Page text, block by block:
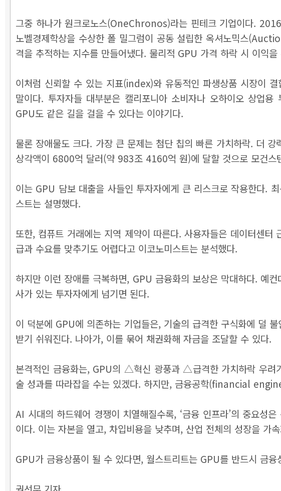
그중 하나가 원크로노스(OneChronos)라는 핀테크 기업이다.
노벨경제학상을 수상한 폴 밀그럼이 공동 설립한 옥셔노믹스
격을 추적하는 지수를 만들어냈다. 물리적 GPU 가격 하락 시 이익
이처럼 신뢰할 수 있는 지표(index)와 유동적인 파생상품 시장이
말이다. 투자자들 대부분은 캘리포니아 소비자나 오하이오 상업
GPU도 같은 길을 걸을 수 있다는 이야기다.
물론 장애물도 크다. 가장 큰 문제는 첨단 칩의 빠른 가치하락. 더
상각액이 6800억 달러(약 983조 4160억 원)에 달할 것으로 모건스
이는 GPU 담보 대출을 사들인 투자자에게 큰 리스크로 작용한다.
스트는 설명했다.
또한, 컴퓨트 거래에는 지역 제약이 따른다. 사용자들은 데이터센
급과 수요를 맞추기도 어렵다고 이코노미스트는 분석했다.
하지만 이런 장애를 극복하면, GPU 금융화의 보상은 막대하다. 예
사가 있는 투자자에게 넘기면 된다.
이 덕분에 GPU에 의존하는 기업들은, 기술의 급격한 구식화에 덜
받기 쉬워진다. 나아가, 이를 묶어 채권화해 자금을 조달할 수 있다.
본격적인 금융화는, GPU의 △혁신 광풍과 △급격한 가치하락 우려
술 성과를 따라잡을 수는 있겠다. 하지만, 금융공학(financial
AI 시대의 하드웨어 경쟁이 치열해질수록, ‘금융 인프라’의 중요
이다. 이는 자본을 열고, 차입비용을 낮추며, 산업 전체의 성장을 가
GPU가 금융상품이 될 수 있다면, 월스트리트는 GPU를 반드시 금